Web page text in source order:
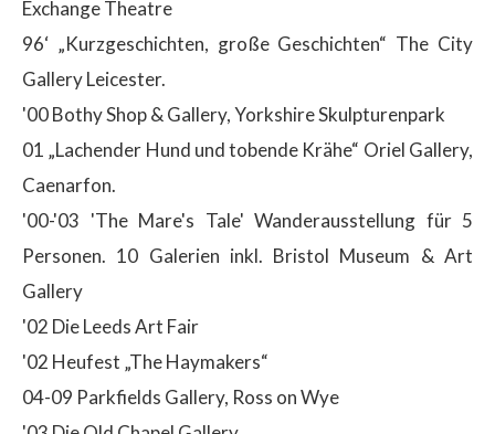
Exchange Theatre
96‘ „Kurzgeschichten, große Geschichten“ The City
Gallery Leicester.
'00 Bothy Shop & Gallery, Yorkshire Skulpturenpark
01 „Lachender Hund und tobende Krähe“ Oriel Gallery,
Caenarfon.
'00-'03 'The Mare's Tale' Wanderausstellung für 5
Personen. 10 Galerien inkl. Bristol Museum & Art
Gallery
'02 Die Leeds Art Fair
'02 Heufest „The Haymakers“
04-09 Parkfields Gallery, Ross on Wye